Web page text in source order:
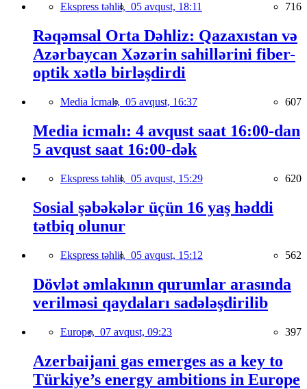
Ekspress təhlil, 05 avqust, 18:11 716
Rəqəmsal Orta Dəhliz: Qazaxıstan və
Azərbaycan Xəzərin sahillərini fiber-
optik xətlə birləşdirdi
Media İcmalı, 05 avqust, 16:37 607
Media icmalı: 4 avqust saat 16:00-dan
5 avqust saat 16:00-dək
Ekspress təhlil, 05 avqust, 15:29 620
Sosial şəbəkələr üçün 16 yaş həddi
tətbiq olunur
Ekspress təhlil, 05 avqust, 15:12 562
Dövlət əmlakının qurumlar arasında
verilməsi qaydaları sadələşdirilib
Europe, 07 avqust, 09:23 397
Azerbaijani gas emerges as a key to
Türkiye’s energy ambitions in Europe